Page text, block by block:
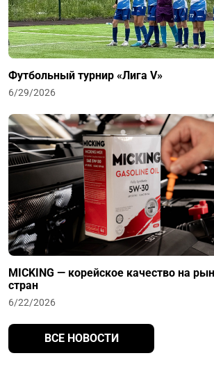
Футбольный турнир «Лига V»
6/29/2026
MICKING — корейское качество на
стран
6/22/2026
ВСЕ НОВОСТИ